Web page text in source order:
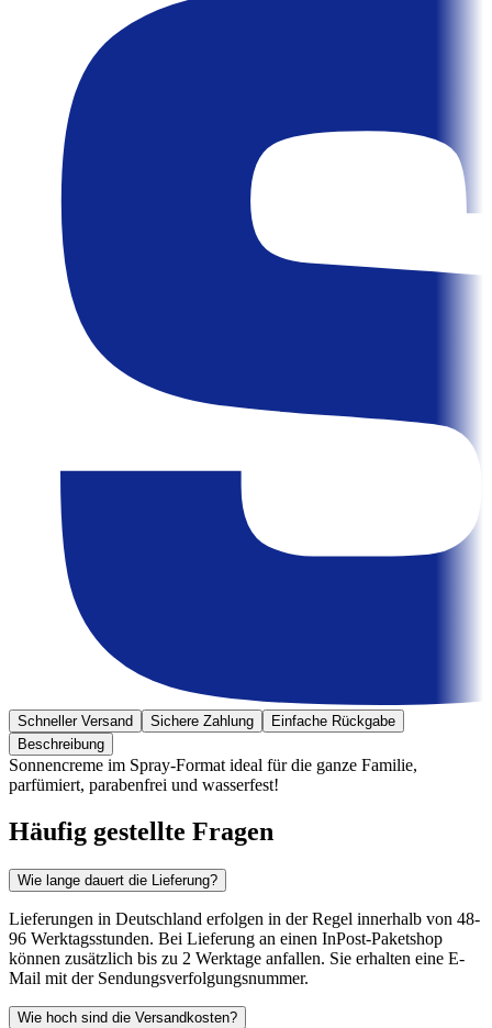
Schneller Versand Sichere Zahlung
Einfache Rückgabe
Beschreibung
Sonnencreme im Spray-Format ideal für die ganze Familie,
parfümiert, parabenfrei und wasserfest!
Häufig gestellte Fragen
Wie lange dauert die Lieferung?
Lieferungen in Deutschland erfolgen in der Regel innerhalb von 48-
96 Werktagsstunden. Bei Lieferung an einen InPost-Paketshop
können zusätzlich bis zu 2 Werktage anfallen. Sie erhalten eine E-
Mail mit der Sendungsverfolgungsnummer.
Wie hoch sind die Versandkosten?